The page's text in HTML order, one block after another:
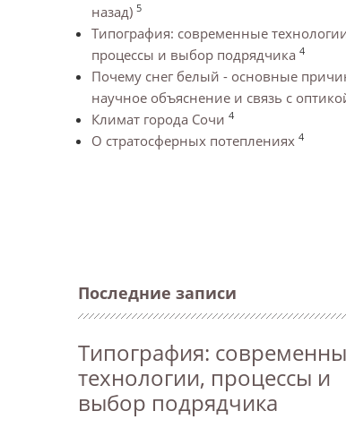
назад) 5
Типография: современные
процессы и выбор подрядчика 4
Почему снег белый - основные
научное объяснение и связь с
Климат города Сочи 4
О стратосферных потеплениях 4
Последние записи
Типография:
технологии, процессы и
выбор подрядчика